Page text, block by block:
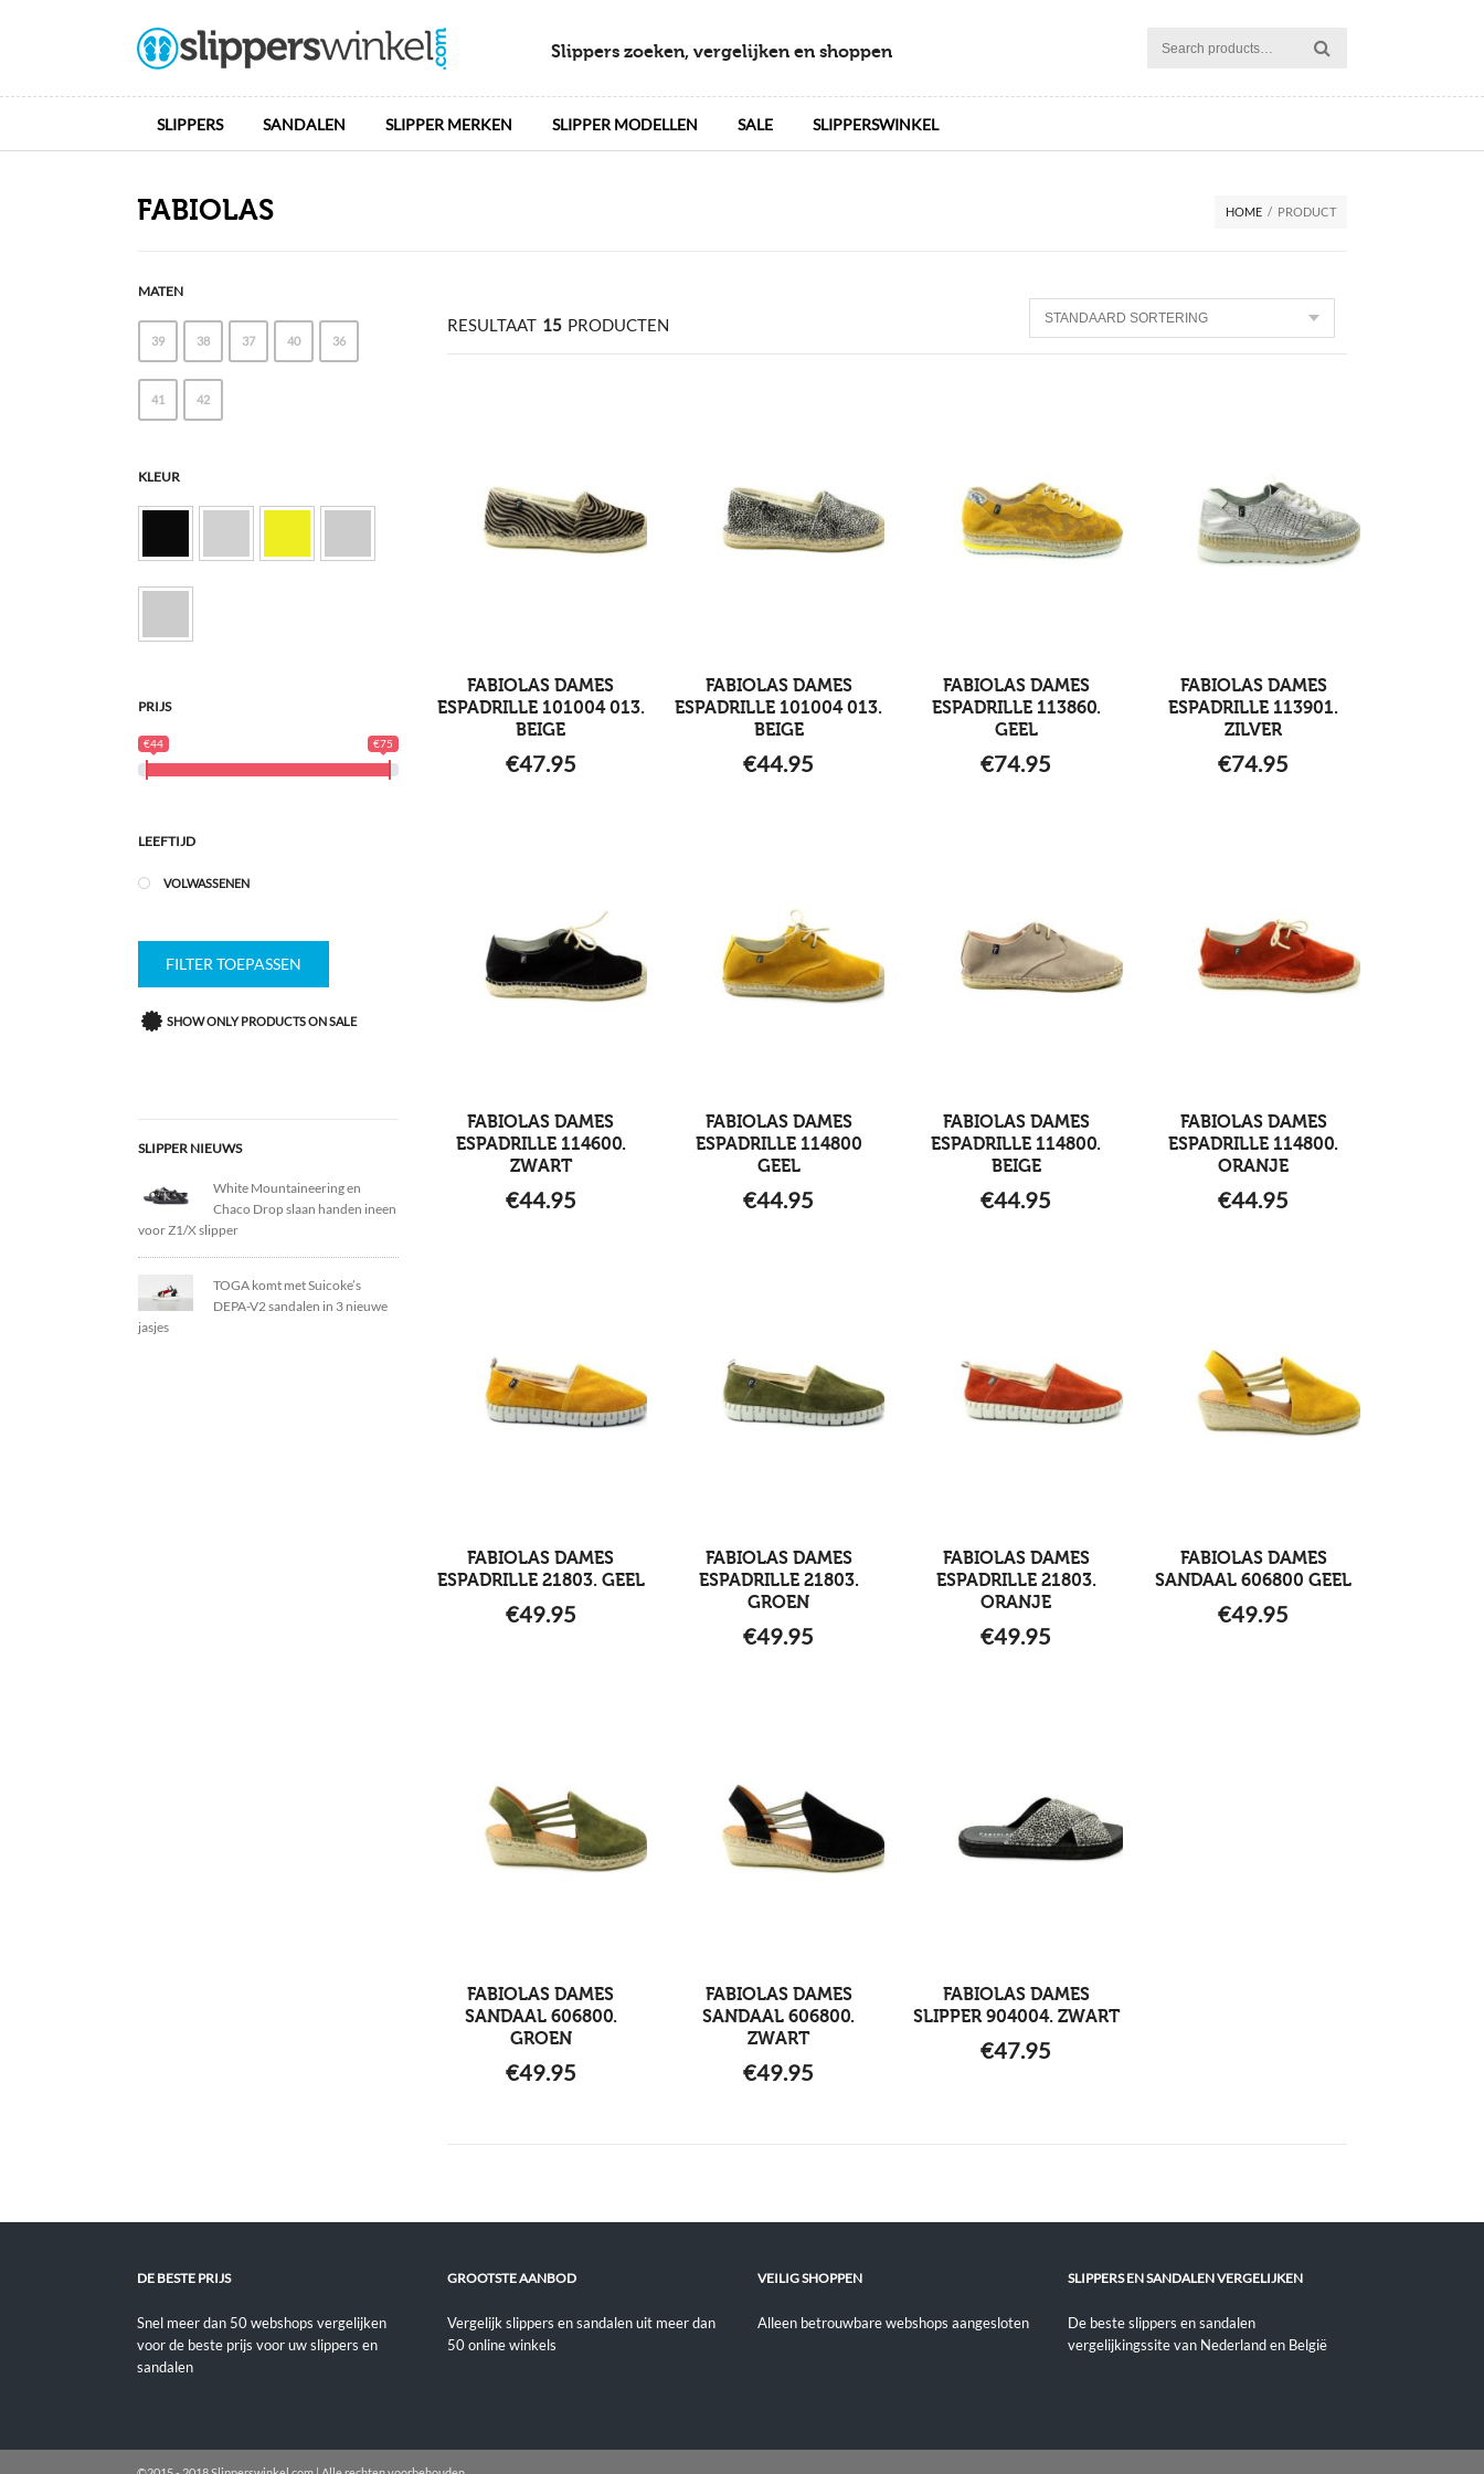
Slippers zoeken, vergelijken en shoppen
SLIPPERS SANDALEN SLIPPER MERKEN SLIPPER MODELLEN SALE SLIPPERSWINKEL
FABIOLAS HOME / PRODUCT
RESULTAAT 15 PRODUCTEN
FABIOLAS DAMES
ESPADRILLE 101004 013.
BEIGE
€47.95
FABIOLAS DAMES
ESPADRILLE 101004 013.
BEIGE
€44.95
FABIOLAS DAMES
ESPADRILLE 113860.
GEEL
€74.95
FABIOLAS DAMES
ESPADRILLE 113901.
ZILVER
€74.95
FABIOLAS DAMES
ESPADRILLE 114600.
ZWART
€44.95
FABIOLAS DAMES
ESPADRILLE 114800
GEEL
€44.95
FABIOLAS DAMES
ESPADRILLE 114800.
BEIGE
€44.95
FABIOLAS DAMES
ESPADRILLE 114800.
ORANJE
€44.95
FABIOLAS DAMES
ESPADRILLE 21803. GEEL
€49.95
FABIOLAS DAMES
ESPADRILLE 21803.
GROEN
€49.95
FABIOLAS DAMES
ESPADRILLE 21803.
ORANJE
€49.95
FABIOLAS DAMES
SANDAAL 606800 GEEL
€49.95
FABIOLAS DAMES
SANDAAL 606800.
GROEN
€49.95
FABIOLAS DAMES
SANDAAL 606800.
ZWART
€49.95
FABIOLAS DAMES
SLIPPER 904004. ZWART
€47.95
MATEN
39 38 37 40 36
41 42
KLEUR
PRIJS
€44 €75
LEEFTIJD
VOLWASSENEN
FILTER TOEPASSEN
SHOW ONLY PRODUCTS ON SALE
SLIPPER NIEUWS
White Mountaineering en
Chaco Drop slaan handen ineen
voor Z1/X slipper
TOGA komt met Suicoke’s
DEPA-V2 sandalen in 3 nieuwe
jasjes
DE BESTE PRIJS
Snel meer dan 50 webshops vergelijken
voor de beste prijs voor uw slippers en
sandalen
GROOTSTE AANBOD
Vergelijk slippers en sandalen uit meer dan
50 online winkels
VEILIG SHOPPEN
Alleen betrouwbare webshops aangesloten
SLIPPERS EN SANDALEN VERGELIJKEN
De beste slippers en sandalen
vergelijkingssite van Nederland en België